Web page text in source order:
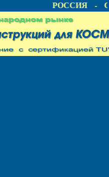
РОССИЯ -